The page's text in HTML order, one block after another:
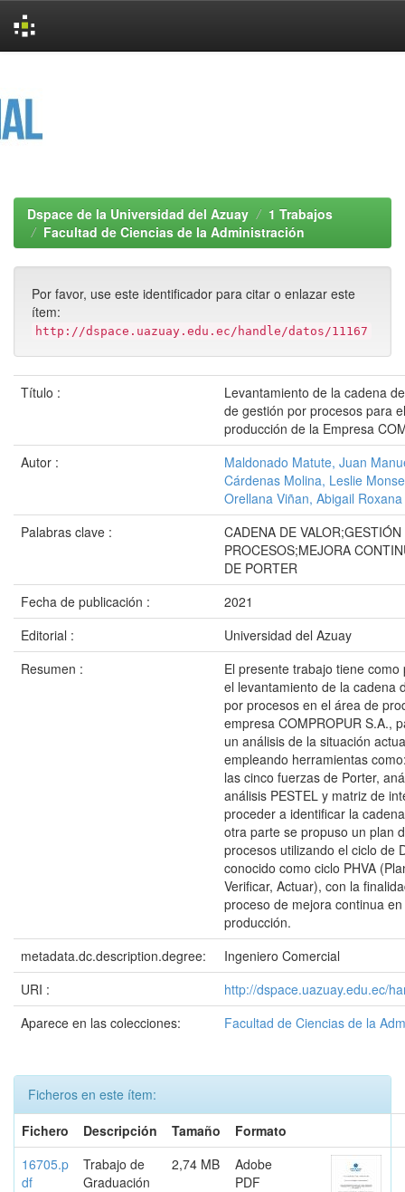
Dspace de la Universidad del Azuay
1 Trabajos
Facultad de Ciencias de la Administración
Por favor, use este identificador para citar o enlazar este
ítem:
http://dspace.uazuay.edu.ec/handle/datos/11167
Título :
Levantamiento de la cadena
de gestión por procesos para
producción de la Empresa
Autor :
Maldonado Matute, Juan
Cárdenas Molina, Leslie
Orellana Viñan, Abigail Roxana
Palabras clave :
CADENA DE
PROCESOS;MEJORA
DE PORTER
Fecha de publicación :
2021
Editorial :
Universidad del Azuay
Resumen :
El presente trabajo tiene
el levantamiento de la cadena
por procesos en el área de
empresa COMPROPUR S.A.,
un análisis de la situación
empleando herramientas
las cinco fuerzas de Porter,
análisis PESTEL y matriz de
proceder a identificar la
otra parte se propuso un plan
procesos utilizando el ciclo de
conocido como ciclo PHVA
Verificar, Actuar), con la
proceso de mejora continua
producción.
metadata.dc.description.degree:
Ingeniero Comercial
URI :
http://dspace.uazuay.edu.ec/
Aparece en las colecciones:
Facultad de Ciencias de la
Ficheros en este ítem:
Fichero
Descripción Tamaño
Formato
16705.p
df
Trabajo de
Graduación
2,74 MB
Adobe
PDF